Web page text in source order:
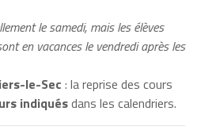
le samedi, mais les élèves
en vacances le vendredi après les
le-Sec : la reprise des cours
indiquésdans les calendriers.